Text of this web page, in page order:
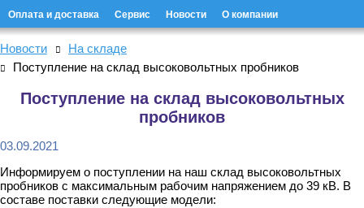
Оплата и доставка Сервис Новости О компании
Новости
На складе
Поступление на склад высоковольтных пробников
Поступление на склад высоковольтных
пробников
03.09.2021
Информируем о поступлении на наш склад высоковольтных
пробников с максимальным рабочим напряжением до 39 кВ. В
составе поставки следующие модели: